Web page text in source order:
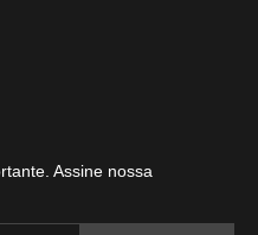
Assine nossa